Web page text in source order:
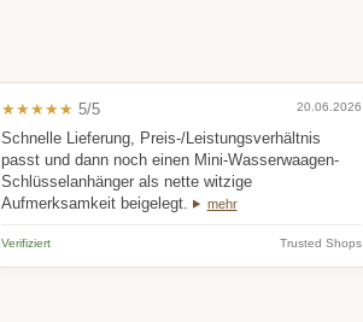
★★★★★ 5/5 20.06.2026
Schnelle Lieferung, Preis-/Leistungsverhältnis
passt und dann noch einen Mini-Wasserwaagen-
Schlüsselanhänger als nette witzige
Aufmerksamkeit beigelegt.
mehr
Verifiziert Trusted Shops